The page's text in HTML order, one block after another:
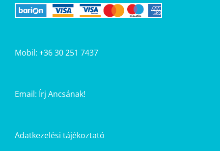
Mobil: +36 30 251 7437
Email: Írj Ancsának!
Adatkezelési tájékoztató